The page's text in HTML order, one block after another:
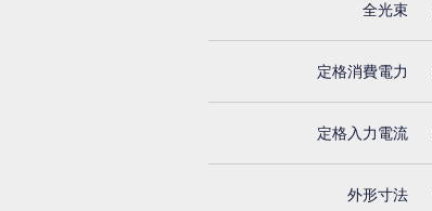
全光束
定格消費電力
定格入力電流
外形寸法